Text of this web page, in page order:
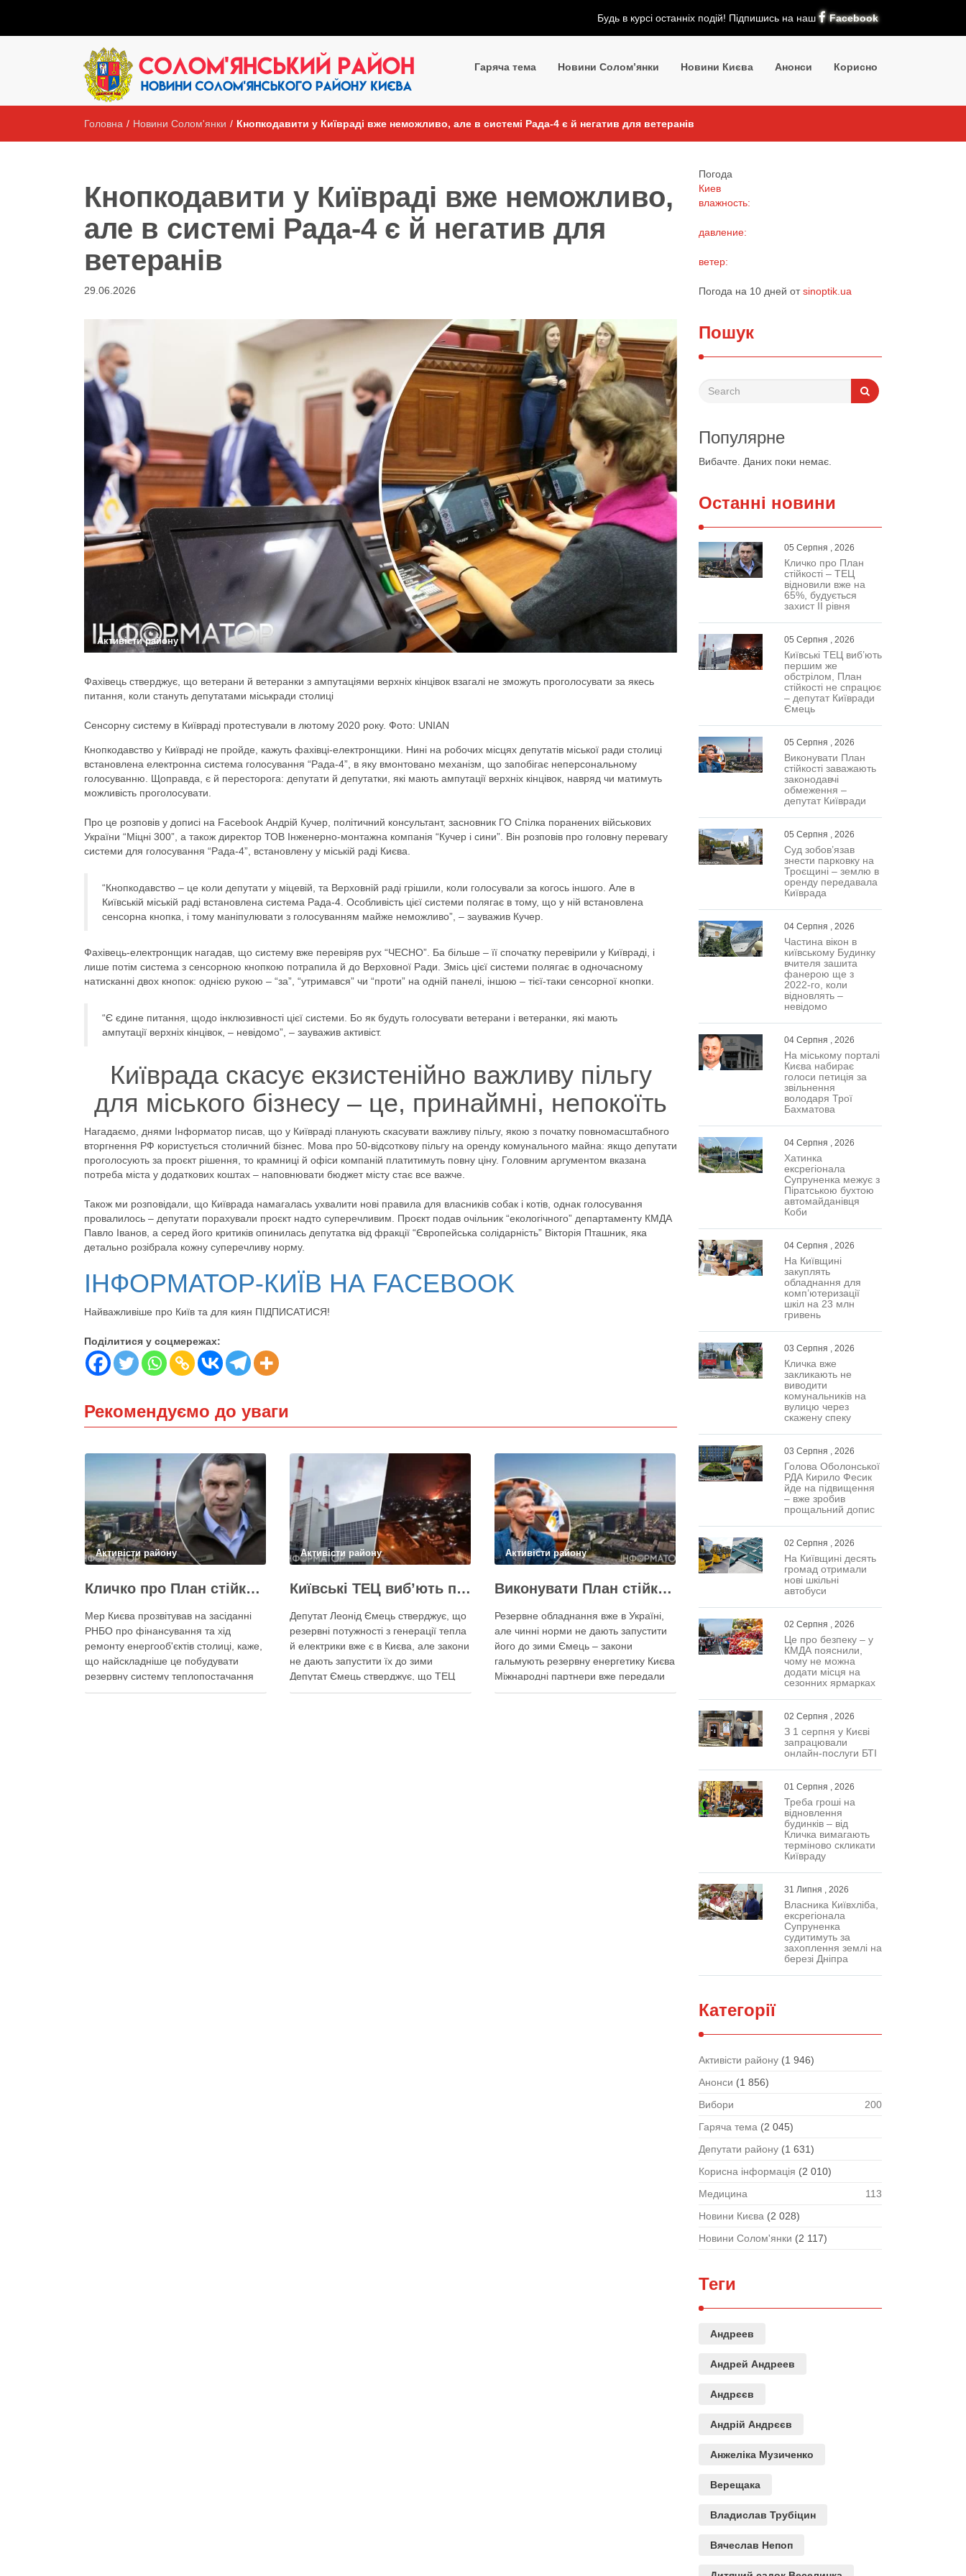
Будь в курсі останніх подій! Підпишись на наш Facebook
Гаряча тема Новини Солом’янки Новини Києва Анонси Корисно
Головна / Новини Солом'янки / Кнопкодавити у Київраді вже неможливо, але в системі Рада-4 є й негатив для ветеранів
Кнопкодавити у Київраді вже неможливо,
але в системі Рада-4 є й негатив для
ветеранів
29.06.2026
Активісти району
Фахівець стверджує, що ветерани й ветеранки з ампутаціями верхніх кінцівок взагалі не зможуть проголосувати за якесь
питання, коли стануть депутатами міськради столиці
Сенсорну систему в Київраді протестували в лютому 2020 року. Фото: UNIAN
Кнопкодавство у Київраді не пройде, кажуть фахівці-електронщики. Нині на робочих місцях депутатів міської ради столиці
встановлена електронна система голосування “Рада-4”, в яку вмонтовано механізм, що запобігає неперсональному
голосуванню. Щоправда, є й пересторога: депутати й депутатки, які мають ампутації верхніх кінцівок, навряд чи матимуть
можливість проголосувати.
Про це розповів у дописі на Facebook Андрій Кучер, політичний консультант, засновник ГО Спілка поранених військових
України “Міцні 300”, а також директор ТОВ Інженерно-монтажна компанія “Кучер і сини”. Він розповів про головну перевагу
системи для голосування “Рада-4”, встановлену у міській раді Києва.
“Кнопкодавство – це коли депутати у міцевій, та Верховній раді грішили, коли голосували за когось іншого. Але в
Київській міській раді встановлена система Рада-4. Особливість цієї системи полягає в тому, що у ній встановлена
сенсорна кнопка, і тому маніпулювати з голосуванням майже неможливо”, – зауважив Кучер.
Фахівець-електронщик нагадав, що систему вже перевіряв рух “ЧЕСНО”. Ба більше – її спочатку перевірили у Київраді, і
лише потім система з сенсорною кнопкою потрапила й до Верховної Ради. Змісь цієї системи полягає в одночасному
натисканні двох кнопок: однією рукою – “за”, “утримався” чи “проти” на одній панелі, іншою – тієї-таки сенсорної кнопки.
“Є єдине питання, щодо інклюзивності цієї системи. Бо як будуть голосувати ветерани і ветеранки, які мають
ампутації верхніх кінцівок, – невідомо”, – зауважив активіст.
Київрада скасує екзистенійно важливу пільгу
для міського бізнесу – це, принаймні, непокоїть
Нагадаємо, днями Інформатор писав, що у Київраді планують скасувати важливу пільгу, якою з початку повномасштабного
вторгнення РФ користується столичний бізнес. Мова про 50-відсоткову пільгу на оренду комунального майна: якщо депутати
проголосують за проєкт рішення, то крамниці й офіси компаній платитимуть повну ціну. Головним аргументом вказана
потреба міста у додаткових коштах – наповнювати бюджет місту стає все важче.
Також ми розповідали, що Київрада намагалась ухвалити нові правила для власників собак і котів, однак голосування
провалилось – депутати порахували проєкт надто суперечливим. Проєкт подав очільник “екологічного” департаменту КМДА
Павло Іванов, а серед його критиків опинилась депутатка від фракції “Європейська солідарність” Вікторія Пташник, яка
детально розібрала кожну суперечливу норму.
ІНФОРМАТОР-КИЇВ НА FACEBOOK
Найважливіше про Київ та для киян ПІДПИСАТИСЯ!
Поділитися у соцмережах:
Рекомендуємо до уваги
Активісти району
Кличко про План стійкості – ТЕЦ відновили вже на 65%, будується захист ІІ рівня
Мер Києва прозвітував на засіданні
РНБО про фінансування та хід
ремонту енергооб'єктів столиці, каже,
що найскладніше це побудувати
резервну систему теплопостачання
Кличко розповів про виконання Плану
Активісти району
Київські ТЕЦ виб’ють першим же обстрілом, План стійкості не спрацює – депутат Київради Ємець
Депутат Леонід Ємець стверджує, що
резервні потужності з генерації тепла
й електрики вже є в Києва, але закони
не дають запустити їх до зими
Депутат Ємець стверджує, що ТЕЦ
можуть бути знищені першим же
Активісти району
Виконувати План стійкості заважають законодавчі обмеження – депутат Київради
Резервне обладнання вже в Україні,
але чинні норми не дають запустити
його до зими Ємець – закони
гальмують резервну енергетику Києва
Міжнародні партнери вже передали
Україні обладнання для резервного
Погода
Киев
влажность:
давление:
ветер:
Погода на 10 дней отsinoptik.ua
Пошук
Популярне
Вибачте. Даних поки немає.
Останні новини
05 Серпня , 2026
Кличко про План
стійкості – ТЕЦ
відновили вже на
65%, будується
захист ІІ рівня
05 Серпня , 2026
Київські ТЕЦ виб’ють
першим же
обстрілом, План
стійкості не спрацює
– депутат Київради
Ємець
05 Серпня , 2026
Виконувати План
стійкості заважають
законодавчі
обмеження –
депутат Київради
05 Серпня , 2026
Суд зобов’язав
знести парковку на
Троєщині – землю в
оренду передавала
Київрада
04 Серпня , 2026
Частина вікон в
київському Будинку
вчителя зашита
фанерою ще з
2022-го, коли
відновлять –
невідомо
04 Серпня , 2026
На міському порталі
Києва набирає
голоси петиція за
звільнення
володаря Трої
Бахматова
04 Серпня , 2026
Хатинка
ексрегіонала
Супруненка межує з
Піратською бухтою
автомайданівця
Коби
04 Серпня , 2026
На Київщині
закуплять
обладнання для
комп’ютеризації
шкіл на 23 млн
гривень
03 Серпня , 2026
Кличка вже
закликають не
виводити
комунальників на
вулицю через
скажену спеку
03 Серпня , 2026
Голова Оболонської
РДА Кирило Фесик
йде на підвищення
– вже зробив
прощальний допис
02 Серпня , 2026
На Київщині десять
громад отримали
нові шкільні
автобуси
02 Серпня , 2026
Це про безпеку – у
КМДА пояснили,
чому не можна
додати місця на
сезонних ярмарках
02 Серпня , 2026
З 1 серпня у Києві
запрацювали
онлайн-послуги БТІ
01 Серпня , 2026
Треба гроші на
відновлення
будинків – від
Кличка вимагають
терміново скликати
Київраду
31 Липня , 2026
Власника Київхліба,
ексрегіонала
Супруненка
судитимуть за
захоплення землі на
березі Дніпра
Категорії
Активісти району (1 946)
Анонси (1 856)
Вибори
200
Гаряча тема (2 045)
Депутати району (1 631)
Корисна інформація (2 010)
Медицина
113
Новини Києва (2 028)
Новини Солом'янки (2 117)
Теги
Андреев
Андрей Андреев
Андрєєв
Андрій Андрєєв
Анжеліка Музиченко
Верещака
Владислав Трубіцин
Вячеслав Непоп